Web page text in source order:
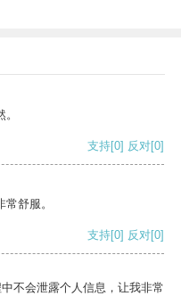
支持[0] 反对[0]
舒服。
支持[0] 反对[0]
不会泄露个人信息，让我非常